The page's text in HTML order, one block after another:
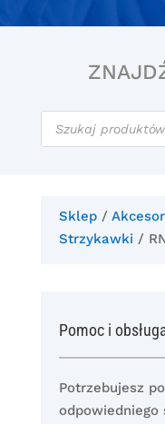
Wyszukiwarka
produktów
Sklep/
Strzykawki /
Pomoc i
Potrzebujesz